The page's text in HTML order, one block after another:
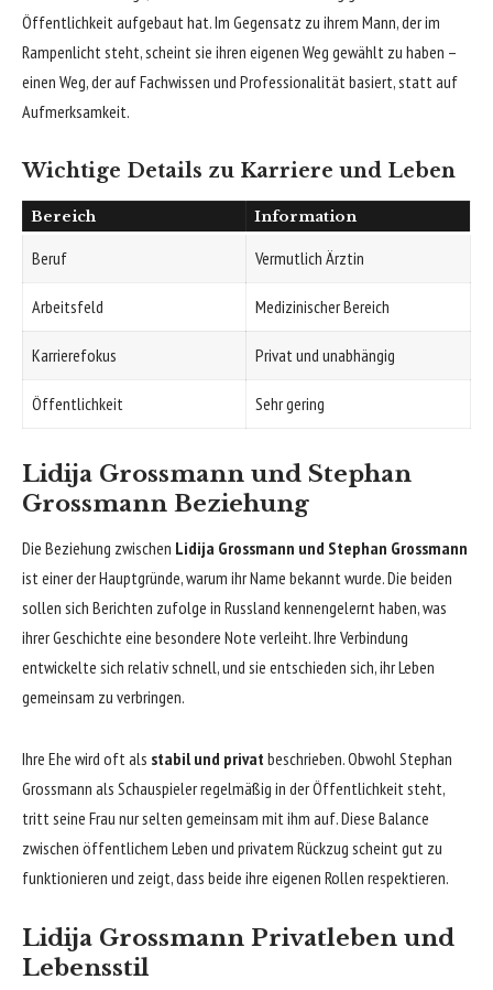
Öffentlichkeit aufgebaut hat. Im Gegensatz zu ihrem Mann, der im
Rampenlicht steht, scheint sie ihren eigenen Weg gewählt zu haben –
einen Weg, der auf Fachwissen und Professionalität basiert, statt auf
Aufmerksamkeit.
Wichtige Details zu Karriere und Leben
Bereich Information
Beruf Vermutlich Ärztin
Arbeitsfeld Medizinischer Bereich
Karrierefokus Privat und unabhängig
Öffentlichkeit Sehr gering
Lidija Grossmann und Stephan
Grossmann Beziehung
Die Beziehung zwischen Lidija Grossmann und Stephan Grossmann
ist einer der Hauptgründe, warum ihr Name bekannt wurde. Die beiden
sollen sich Berichten zufolge in Russland kennengelernt haben, was
ihrer Geschichte eine besondere Note verleiht. Ihre Verbindung
entwickelte sich relativ schnell, und sie entschieden sich, ihr Leben
gemeinsam zu verbringen.
Ihre Ehe wird oft als stabil und privat beschrieben. Obwohl Stephan
Grossmann als Schauspieler regelmäßig in der Öffentlichkeit steht,
tritt seine Frau nur selten gemeinsam mit ihm auf. Diese Balance
zwischen öffentlichem Leben und privatem Rückzug scheint gut zu
funktionieren und zeigt, dass beide ihre eigenen Rollen respektieren.
Lidija Grossmann Privatleben und
Lebensstil